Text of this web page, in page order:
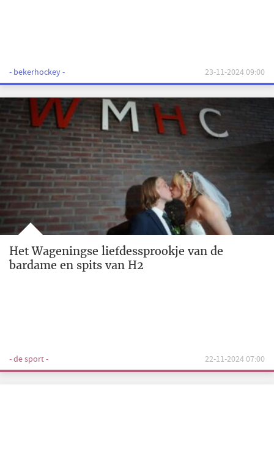
- bekerhockey - 23-11-2024 09:00
Het Wageningse liefdessprookje van de
bardame en spits van H2
- de sport - 22-11-2024 07:00